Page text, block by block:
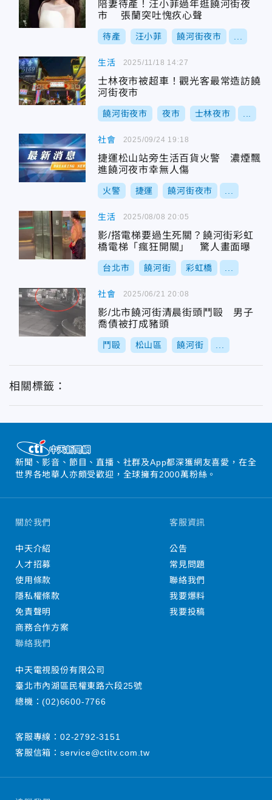
陪妻待產！汪小菲過年逛饒河街夜
市 張蘭突吐愧疚心聲
待產 汪小菲 饒河街夜市
生活
士林夜市被超車！觀光客最常造訪饒
河街夜市
饒河街夜市 夜市 士林夜市
2025/11/18 14:27
社會
捷運松山站旁生活百貨火警 濃煙飄
進饒河夜市幸無人傷
火警 捷運 饒河街夜市
2025/09/24 19:18
生活
影/搭電梯要過生死關？饒河街彩虹
橋電梯「瘋狂開關」 驚人畫面曝
台北市 饒河街 彩虹橋
2025/08/08 20:05
社會
影/北市饒河街清晨街頭鬥毆 男子
喬債被打成豬頭
鬥毆 松山區 饒河街
2025/06/21 20:08
相關標籤：
新聞、影音、節目、直播、社群及App都深獲網友喜愛，在全
世界各地華人亦頗受歡迎，全球擁有2000萬粉絲。
關於我們
中天介紹
人才招募
使用條款
隱私權條款
免責聲明
商務合作方案
客服資訊
公告
常見問題
聯絡我們
我要爆料
我要投稿
聯絡我們
中天電視股份有限公司
臺北市內湖區民權東路六段25號
總機：(02)6600-7766
客服專線： 02-2792-3151
客服信箱： service@ctitv.com.tw